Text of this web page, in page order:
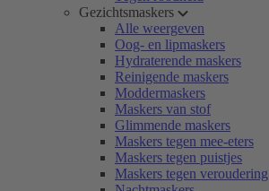
Gezichtsmaskers
Alle weergeven
Oog- en lipmaskers
Hydraterende maskers
Reinigende maskers
Moddermaskers
Maskers van stof
Glimmende maskers
Maskers tegen mee-eters
Maskers tegen puistjes
Maskers tegen veroudering